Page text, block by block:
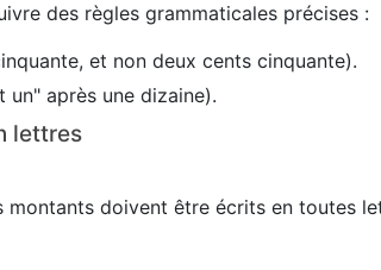
des règles grammaticales précises :
et non deux cents cinquante).
après une dizaine).
lettres
montants doivent être écrits en toutes